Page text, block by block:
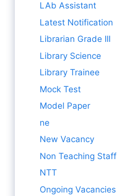
LAb Assistant
Latest Notification
Librarian Grade III
Library Science
Library Trainee
Mock Test
Model Paper
ne
New Vacancy
Non Teaching Staff
NTT
Ongoing Vacancies